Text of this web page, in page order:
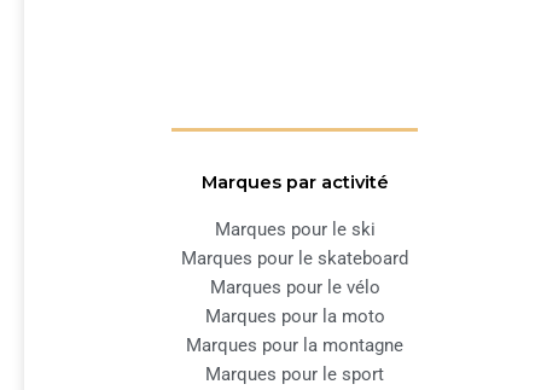
Marques par activité
Marques pour le ski
Marques pour le skateboard
Marques pour le vélo
Marques pour la moto
Marques pour la montagne
Marques pour le sport